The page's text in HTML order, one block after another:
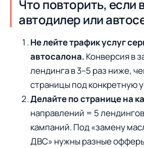
Что повторить, если
автодилер или
Не лейте трафик услуг
автосалона. Конверсия в
лендинга в 3–5 раз ниже,
страницы под конкретную
Делайте по странице на
направлений = 5
кампаний. Под «замену
ДВС» нужны разные